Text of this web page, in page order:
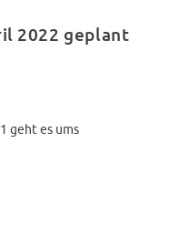
2022 geplant
geht es ums